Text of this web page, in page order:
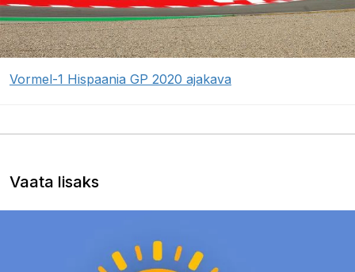
Vormel-1 Hispaania GP 2020 ajakava
Vaata lisaks